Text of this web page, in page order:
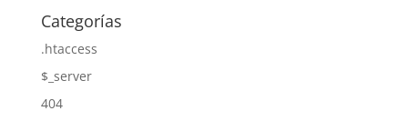
Categorías
.htaccess
$_server
404